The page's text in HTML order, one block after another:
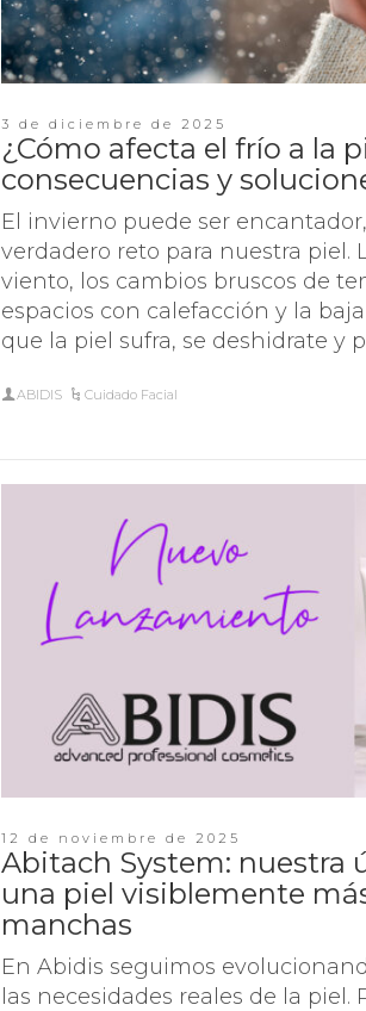
3 de diciembre de 2025
¿Cómo afecta el frío a la
consecuencias y
El invierno puede ser
verdadero reto para nuestra piel.
viento, los cambios bruscos de
espacios con calefacción y la
que la piel sufra, se deshidrate y
ABIDIS Cuidado Facial
12 de noviembre de 2025
Abitach System: nuestra
una piel visiblemente
manchas
En Abidis seguimos
las necesidades reales de la piel.